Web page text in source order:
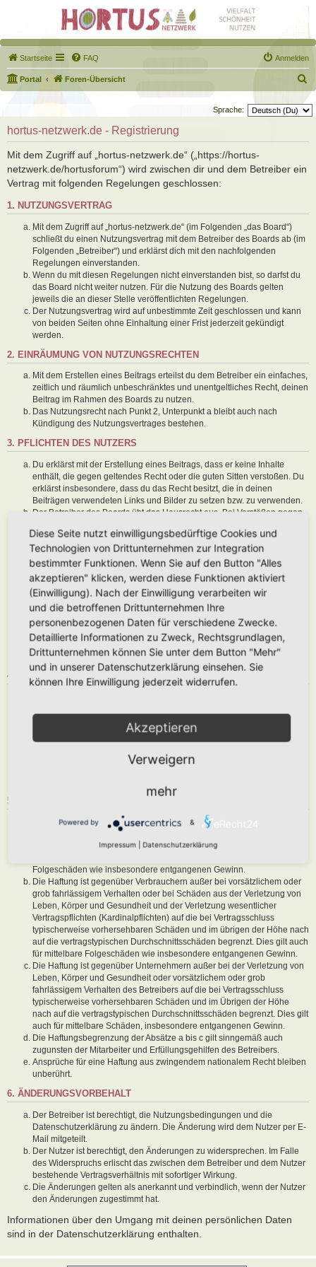
Startseite FAQ Anmelden
Portal Foren-Übersicht
u
c
Sprache:
hortus-netzwerk.de - Registrierung
Mit dem Zugriff auf „hortus-netzwerk.de“ („https://hortus-
netzwerk.de/hortusforum“) wird zwischen dir und dem Betreiber ein
Vertrag mit folgenden Regelungen geschlossen:
1. NUTZUNGSVERTRAG
Mit dem Zugriff auf „hortus-netzwerk.de“ (im Folgenden „das Board“)
schließt du einen Nutzungsvertrag mit dem Betreiber des Boards ab (im
Folgenden „Betreiber“) und erklärst dich mit den nachfolgenden
Regelungen einverstanden.
Wenn du mit diesen Regelungen nicht einverstanden bist, so darfst du
das Board nicht weiter nutzen. Für die Nutzung des Boards gelten
jeweils die an dieser Stelle veröffentlichten Regelungen.
Der Nutzungsvertrag wird auf unbestimmte Zeit geschlossen und kann
von beiden Seiten ohne Einhaltung einer Frist jederzeit gekündigt
werden.
2. EINRÄUMUNG VON NUTZUNGSRECHTEN
Mit dem Erstellen eines Beitrags erteilst du dem Betreiber ein einfaches,
zeitlich und räumlich unbeschränktes und unentgeltliches Recht, deinen
Beitrag im Rahmen des Boards zu nutzen.
Das Nutzungsrecht nach Punkt 2, Unterpunkt a bleibt auch nach
Kündigung des Nutzungsvertrages bestehen.
3. PFLICHTEN DES NUTZERS
Du erklärst mit der Erstellung eines Beitrags, dass er keine Inhalte
enthält, die gegen geltendes Recht oder die guten Sitten verstoßen. Du
erklärst insbesondere, dass du das Recht besitzt, die in deinen
Beiträgen verwendeten Links und Bilder zu setzen bzw. zu verwenden.
Der Betreiber des Boards übt das Hausrecht aus. Bei Verstößen gegen
Regeln kann der Betreiber dich nach Abmahnung zeitweise oder
dauerhaft von der Nutzung dieses Boards ausschließen und dir ein
Hausverbot erteilen.
Du nimmst zur Kenntnis, dass der Betreiber keine Verantwortung für die
Inhalte von Beiträgen übernimmt, die er nicht selbst erstellt hat oder die
er nicht zur Kenntnis genommen hat. Du gestattest dem Betreiber, dein
Benutzerkonto, Beiträge und Funktionen jederzeit zu löschen oder zu
sperren.
Du gestattest dem Betreiber darüber hinaus, deine Beiträge
abzuändern, sofern sie gegen o. g. Regeln verstoßen oder geeignet
sind, dem Betreiber oder einem Dritten Schaden zuzufügen.
4. GENERAL PUBLIC LICENSE
www.phpbb.com
Informationen werden durch die deutschsprachige Community unter
www.phpbb.dezur Verfügung gestellt. Beide haben keinen Einfluss auf
die Art und Weise, wie die Software verwendet wird. Sie können
insbesondere die Verwendung der Software für bestimmte Zwecke nicht
5. GEWÄHRLEISTUNG
Der Betreiber haftet mit Ausnahme der Verletzung von Leben, Körper
und Gesundheit und der Verletzung wesentlicher Vertragspflichten
(Kardinalpflichten) nur für Schäden, die auf ein vorsätzliches oder grob
Folgeschäden wie insbesondere entgangenen Gewinn.
Die Haftung ist gegenüber Verbrauchern außer bei vorsätzlichem oder
grob fahrlässigem Verhalten oder bei Schäden aus der Verletzung von
Leben, Körper und Gesundheit und der Verletzung wesentlicher
Vertragspflichten (Kardinalpflichten) auf die bei Vertragsschluss
typischerweise vorhersehbaren Schäden und im übrigen der Höhe nach
auf die vertragstypischen Durchschnittsschäden begrenzt. Dies gilt auch
für mittelbare Folgeschäden wie insbesondere entgangenen Gewinn.
Die Haftung ist gegenüber Unternehmern außer bei der Verletzung von
Leben, Körper und Gesundheit oder vorsätzlichem oder grob
fahrlässigem Verhalten des Betreibers auf die bei Vertragsschluss
typischerweise vorhersehbaren Schäden und im Übrigen der Höhe
nach auf die vertragstypischen Durchschnittsschäden begrenzt. Dies gilt
auch für mittelbare Schäden, insbesondere entgangenen Gewinn.
Die Haftungsbegrenzung der Absätze a bis c gilt sinngemäß auch
zugunsten der Mitarbeiter und Erfüllungsgehilfen des Betreibers.
Ansprüche für eine Haftung aus zwingendem nationalem Recht bleiben
unberührt.
6. ÄNDERUNGSVORBEHALT
Der Betreiber ist berechtigt, die Nutzungsbedingungen und die
Datenschutzerklärung zu ändern. Die Änderung wird dem Nutzer per E-
Mail mitgeteilt.
Der Nutzer ist berechtigt, den Änderungen zu widersprechen. Im Falle
des Widerspruchs erlischt das zwischen dem Betreiber und dem Nutzer
bestehende Vertragsverhältnis mit sofortiger Wirkung.
Die Änderungen gelten als anerkannt und verbindlich, wenn der Nutzer
den Änderungen zugestimmt hat.
Informationen über den Umgang mit deinen persönlichen Daten
sind in der Datenschutzerklärung enthalten.
Diese Seite nutzt einwilligungsbedürftige Cookies und
Technologien von Drittunternehmen zur Integration
bestimmter Funktionen. Wenn Sie auf den Button "Alles
akzeptieren" klicken, werden diese Funktionen aktiviert
(Einwilligung). Nach der Einwilligung verarbeiten wir
und die betroffenen Drittunternehmen Ihre
personenbezogenen Daten für verschiedene Zwecke.
Detaillierte Informationen zu Zweck, Rechtsgrundlagen,
Drittunternehmen können Sie unter dem Button "Mehr"
und in unserer Datenschutzerklärung einsehen. Sie
können Ihre Einwilligung jederzeit widerrufen.
Akzeptieren
Verweigern
mehr
Powered by &
Impressum Datenschutzerklärung